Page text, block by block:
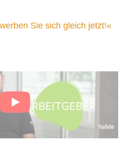
Sie sich gleich jetzt!